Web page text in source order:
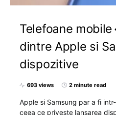
Telefoane mobile
dintre Apple si
dispozitive
693 views 2 minute read
Apple si Samsung par a fi
ceea ce priveste lansarea